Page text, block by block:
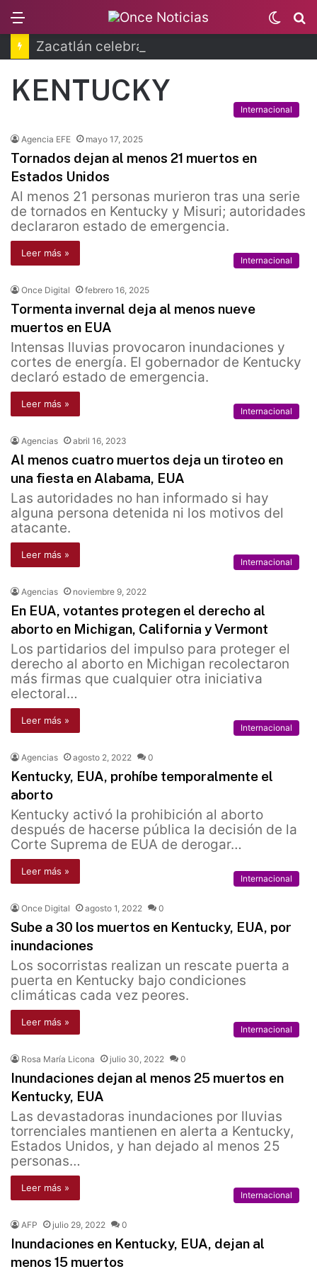
Switch
skin
KENTUCKY
Internacional
Agencia EFE mayo 17, 2025
Tornados dejan al menos 21 muertos en
Estados Unidos
Al menos 21 personas murieron tras una serie
de tornados en Kentucky y Misuri; autoridades
declararon estado de emergencia.
Leer más »
Internacional
Once Digital febrero 16, 2025
Tormenta invernal deja al menos nueve
muertos en EUA
Intensas lluvias provocaron inundaciones y
cortes de energía. El gobernador de Kentucky
declaró estado de emergencia.
Leer más »
Internacional
Agencias abril 16, 2023
Al menos cuatro muertos deja un tiroteo en
una fiesta en Alabama, EUA
Las autoridades no han informado si hay
alguna persona detenida ni los motivos del
atacante.
Leer más »
Internacional
Agencias noviembre 9, 2022
En EUA, votantes protegen el derecho al
aborto en Michigan, California y Vermont
Los partidarios del impulso para proteger el
derecho al aborto en Michigan recolectaron
más firmas que cualquier otra iniciativa
electoral…
Leer más »
Internacional
Agencias agosto 2, 2022 0
Kentucky, EUA, prohíbe temporalmente el
aborto
Kentucky activó la prohibición al aborto
después de hacerse pública la decisión de la
Corte Suprema de EUA de derogar…
Leer más »
Internacional
Once Digital agosto 1, 2022 0
Sube a 30 los muertos en Kentucky, EUA, por
inundaciones
Los socorristas realizan un rescate puerta a
puerta en Kentucky bajo condiciones
climáticas cada vez peores.
Leer más »
Internacional
Rosa María Licona julio 30, 2022 0
Inundaciones dejan al menos 25 muertos en
Kentucky, EUA
Las devastadoras inundaciones por lluvias
torrenciales mantienen en alerta a Kentucky,
Estados Unidos, y han dejado al menos 25
personas…
Leer más »
Internacional
AFP julio 29, 2022 0
Inundaciones en Kentucky, EUA, dejan al
menos 15 muertos